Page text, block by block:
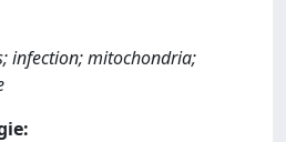
infection; mitochondria;